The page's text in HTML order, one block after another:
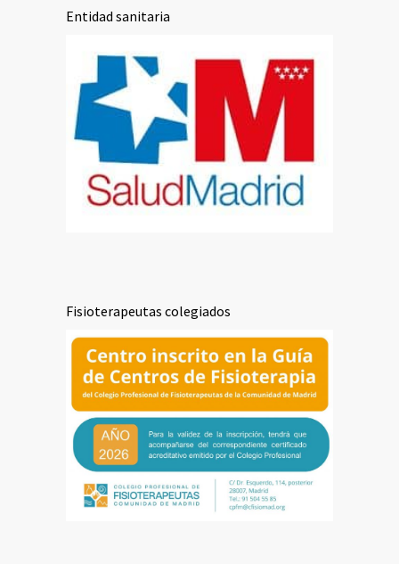
Entidad sanitaria
Fisioterapeutas colegiados